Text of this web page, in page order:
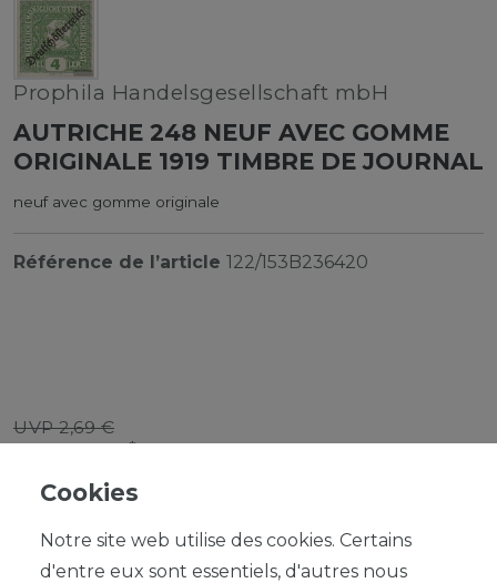
Prophila Handelsgesellschaft mbH
AUTRICHE 248 NEUF AVEC GOMME
ORIGINALE 1919 TIMBRE DE JOURNAL
neuf avec gomme originale
Référence de l’article 122/153B236420
UVP 2,69 €
*
Contenu1
Cookies
Notre site web utilise des cookies. Certains
d'entre eux sont essentiels, d'autres nous